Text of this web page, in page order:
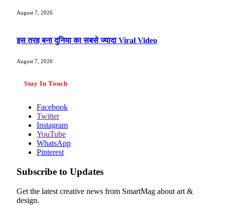
August 7, 2026
इस तरह बना दुनिया का सबसे ज्यादा Viral Video
August 7, 2026
Stay In Touch
Facebook
Twitter
Instagram
YouTube
WhatsApp
Pinterest
Subscribe to Updates
Get the latest creative news from SmartMag about art &
design.